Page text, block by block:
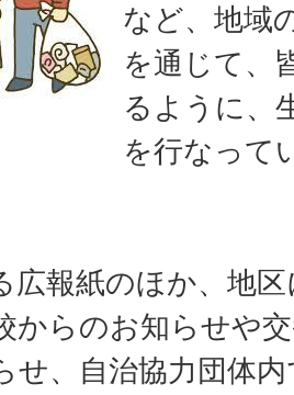
など、地域
を通じて、
るように、
を行なって
広報紙のほか、地区
からのお知らせや
せ、自治協力団体内